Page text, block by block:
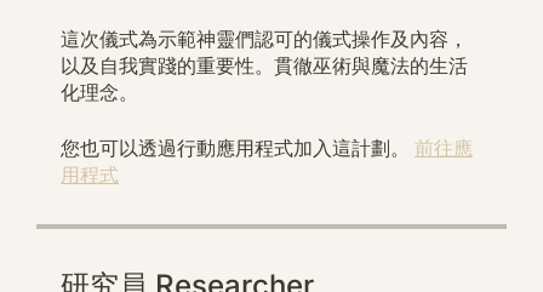
這次儀式為示範神靈們認可的儀式操作及內容，
以及自我實踐的重要性。貫徹巫術與魔法的生活
化理念。
您也可以透過行動應用程式加入這計劃。
前往應
用程式